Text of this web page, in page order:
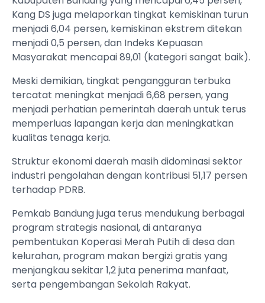
Kang DS juga melaporkan tingkat kemiskinan turun
menjadi 6,04 persen, kemiskinan ekstrem ditekan
menjadi 0,5 persen, dan Indeks Kepuasan
Masyarakat mencapai 89,01 (kategori sangat baik).
Meski demikian, tingkat pengangguran terbuka
tercatat meningkat menjadi 6,68 persen, yang
menjadi perhatian pemerintah daerah untuk terus
memperluas lapangan kerja dan meningkatkan
kualitas tenaga kerja.
Struktur ekonomi daerah masih didominasi sektor
industri pengolahan dengan kontribusi 51,17 persen
terhadap PDRB.
Pemkab Bandung juga terus mendukung berbagai
program strategis nasional, di antaranya
pembentukan Koperasi Merah Putih di desa dan
kelurahan, program makan bergizi gratis yang
menjangkau sekitar 1,2 juta penerima manfaat,
serta pengembangan Sekolah Rakyat.